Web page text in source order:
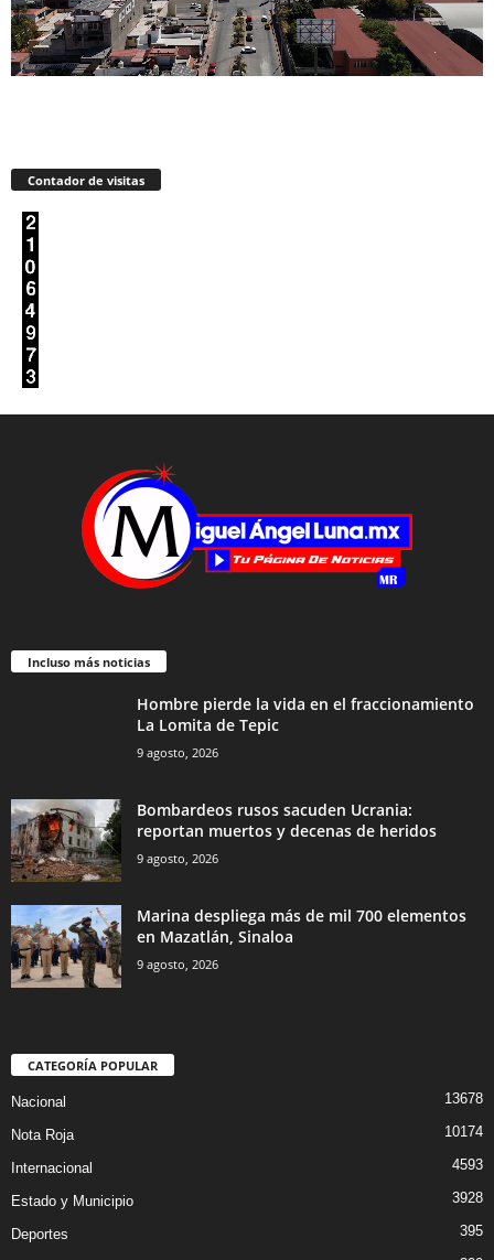
Contador de visitas
Incluso más noticias
Hombre pierde la vida en el fraccionamiento
La Lomita de Tepic
9 agosto, 2026
Bombardeos rusos sacuden Ucrania:
reportan muertos y decenas de heridos
9 agosto, 2026
Marina despliega más de mil 700 elementos
en Mazatlán, Sinaloa
9 agosto, 2026
CATEGORÍA POPULAR
Nacional 13678
Nota Roja 10174
Internacional 4593
Estado y Municipio 3928
Deportes 395